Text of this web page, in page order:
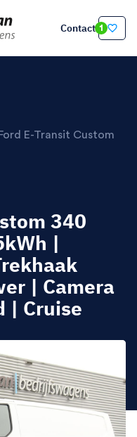
Contact 1
Ford E-Transit Custom
340
|
| Camera
| Cruise